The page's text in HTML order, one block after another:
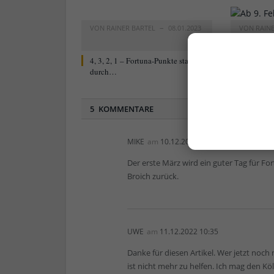
VON RAINER BARTEL
08.01.2023
4, 3, 2, 1 – Fortuna-Punkte starten
durch…
VON
5 KOMMENTARE
MIKE am 10.12.2022 13:57
Der erste März wird ein guter Tag für
Broich zurück.
UWE am 11.12.2022 10:35
Danke für diesen Artikel. Wer jetzt
ist nicht mehr zu helfen. Ich mag den